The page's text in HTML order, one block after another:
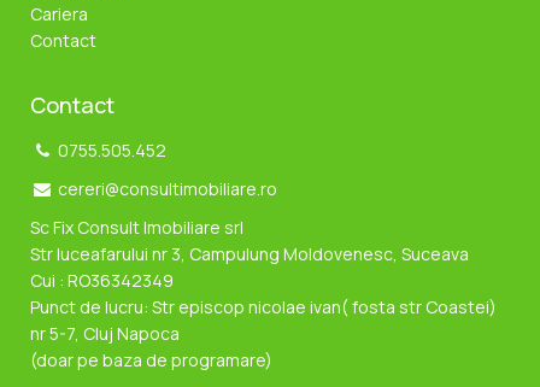
Cariera
Contact
Contact
0755.505.452
cereri@consultimobiliare.ro
Sc Fix Consult Imobiliare srl
Str luceafarului nr 3, Campulung Moldovenesc, Suceava
Cui : RO36342349
Punct de lucru: Str episcop nicolae ivan( fosta str Coastei)
nr 5-7, Cluj Napoca
(doar pe baza de programare)